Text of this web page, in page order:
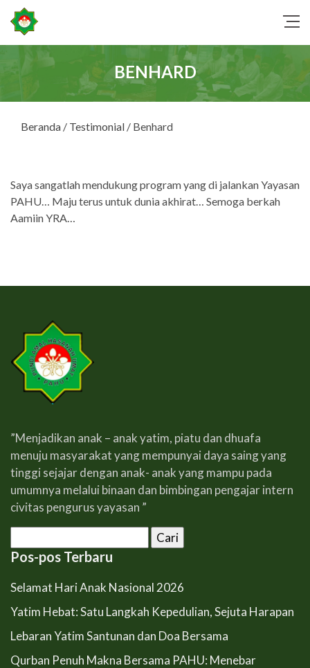
BENHARD
Beranda / Testimonial / Benhard
Saya sangatlah mendukung program yang di jalankan Yayasan
PAHU… Maju terus untuk dunia akhirat… Semoga berkah
Aamiin YRA…
”Menjadikan anak – anak yatim, piatu dan dhuafa
menuju masyarakat yang mempunyai daya saing yang
tinggi sejajar dengan anak- anak yang mampu pada
umumnya melalui binaan dan bimbingan pengajar intern
civitas pengurus yayasan ”
untuk:
Pos-pos Terbaru
Selamat Hari Anak Nasional 2026
Yatim Hebat: Satu Langkah Kepedulian, Sejuta Harapan
Lebaran Yatim Santunan dan Doa Bersama
Qurban Penuh Makna Bersama PAHU: Menebar